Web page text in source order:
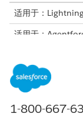
适用于：
适用于：
服务目录项目
此专业客服人员会
配置其他服务目录
1-800-667-